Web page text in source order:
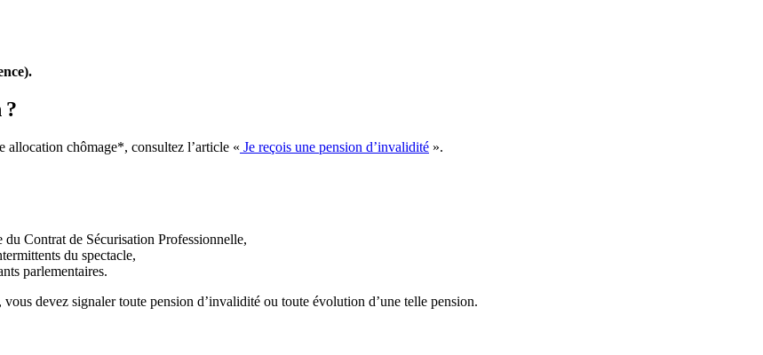
?
allocation chômage*, consultez l’article « Je reçois une pension d’invalidité ».
Contrat de Sécurisation Professionnelle,
du spectacle,
parlementaires.
devez signaler toute pension d’invalidité ou toute évolution d’une telle pension.